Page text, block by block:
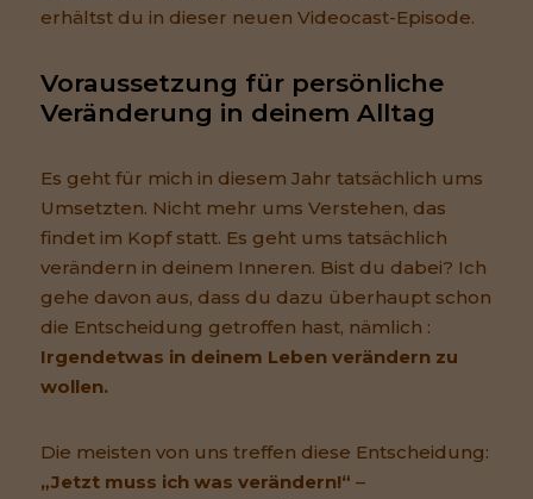
erhältst du in dieser neuen Videocast-Episode.
Voraussetzung für persönliche
Veränderung in deinem Alltag
Es geht für mich in diesem Jahr tatsächlich ums
Umsetzten. Nicht mehr ums Verstehen, das
findet im Kopf statt. Es geht ums tatsächlich
verändern in deinem Inneren. Bist du dabei? Ich
gehe davon aus, dass du dazu überhaupt schon
die Entscheidung getroffen hast, nämlich :
Irgendetwas in deinem Leben verändern zu
wollen.
Die meisten von uns treffen diese Entscheidung:
„Jetzt muss ich was verändern!“ –